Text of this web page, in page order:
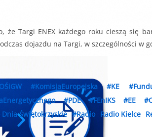
że Targi ENEX każdego roku cieszą się
dojazdu na Targi, w szczególności w
#KomisjaEuropejska #KE
#PDE #FEnIKS #EE
Dnia Świętokrzyskie #Radio Radio Kielce